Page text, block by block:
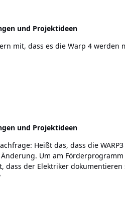
und Projektideen
mit, dass es die Warp 4
und Projektideen
Um am